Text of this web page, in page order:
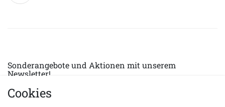
Sonderangebote und Aktionen mit unserem
Newsletter!
E-MAIL *
Cookies